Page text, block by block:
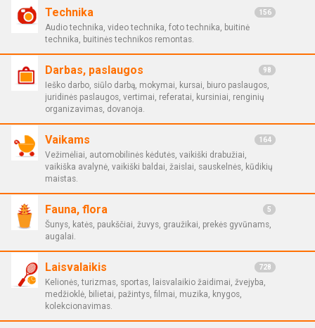
Technika 156
Audio technika, video technika, foto technika, buitinė
technika, buitinės technikos remontas.
Darbas, paslaugos 98
Ieško darbo, siūlo darbą, mokymai, kursai, biuro paslaugos,
juridinės paslaugos, vertimai, referatai, kursiniai, renginių
organizavimas, dovanoja.
Vaikams 164
Vežimėliai, automobilinės kėdutės, vaikiški drabužiai,
vaikiška avalynė, vaikiški baldai, žaislai, sauskelnės, kūdikių
maistas.
Fauna, flora 5
Šunys, katės, paukščiai, žuvys, graužikai, prekės gyvūnams,
augalai.
Laisvalaikis 728
Kelionės, turizmas, sportas, laisvalaikio žaidimai, žvejyba,
medžioklė, bilietai, pažintys, filmai, muzika, knygos,
kolekcionavimas.